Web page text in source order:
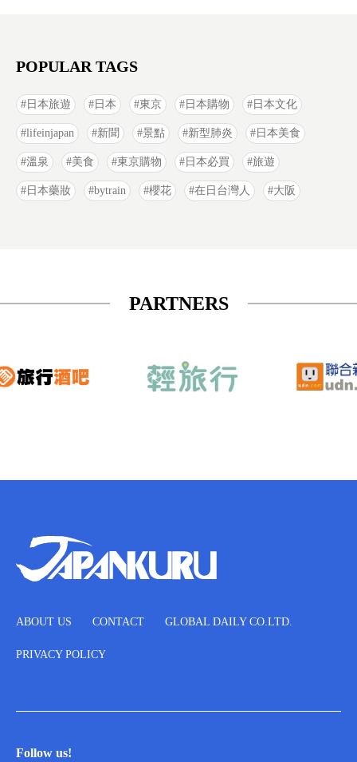
POPULAR TAGS
日本旅遊 日本 東京 日本購物 日本文化
lifeinjapan 新聞 景點 新型肺炎 日本美食
溫泉 美食 東京購物 日本必買 旅遊
日本藥妝 bytrain 櫻花 在日台灣人 大阪
PARTNERS
ABOUT US CONTACT GLOBAL DAILY CO.LTD.
PRIVACY POLICY
Follow us!